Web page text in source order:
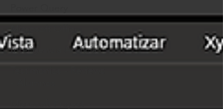
Inteligencia Artificial